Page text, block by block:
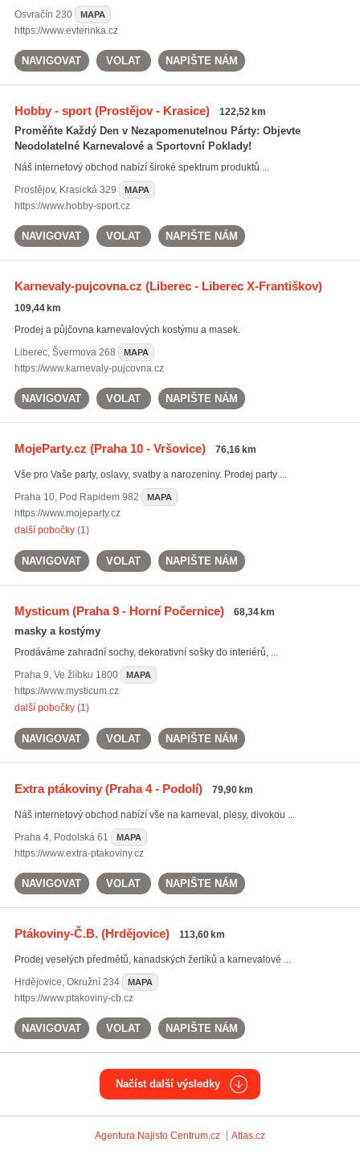
Osvračín 230 MAPA
https://www.evterinka.cz
NAVIGOVAT VOLAT NAPIŠTE NÁM
Hobby - sport(Prostějov - Krasice) 122,52 km
Proměňte Každý Den v Nezapomenutelnou Párty: Objevte
Neodolatelné Karnevalové a Sportovní Poklady!
Náš internetový obchod nabízí široké spektrum produktů ...
Prostějov, Krasická 329 MAPA
https://www.hobby-sport.cz
NAVIGOVAT VOLAT NAPIŠTE NÁM
Karnevaly-pujcovna.cz (Liberec - Liberec X-Františkov)
109,44 km
Prodej a půjčovna karnevalových kostýmu a masek.
Liberec, Švermova 268 MAPA
https://www.karnevaly-pujcovna.cz
NAVIGOVAT VOLAT NAPIŠTE NÁM
MojeParty.cz (Praha 10 - Vršovice) 76,16 km
Vše pro Vaše party, oslavy, svatby a narozeniny. Prodej party ...
Praha 10, Pod Rapidem 982 MAPA
https://www.mojeparty.cz
další pobočky (1)
NAVIGOVAT VOLAT NAPIŠTE NÁM
Mysticum(Praha 9 - Horní Počernice) 68,34 km
masky a kostýmy
Prodáváme zahradní sochy, dekorativní sošky do interiérů, ...
Praha 9, Ve žlíbku 1800 MAPA
https://www.mysticum.cz
další pobočky (1)
NAVIGOVAT VOLAT NAPIŠTE NÁM
Extra ptákoviny(Praha 4 - Podolí) 79,90 km
Náš internetový obchod nabízí vše na karneval, plesy, divokou ...
Praha 4, Podolská 61 MAPA
https://www.extra-ptakoviny.cz
NAVIGOVAT VOLAT NAPIŠTE NÁM
Ptákoviny-Č.B.(Hrdějovice) 113,60 km
Prodej veselých předmětů, kanadských žertíků a karnevalové ...
Hrdějovice, Okružní 234 MAPA
https://www.ptakoviny-cb.cz
NAVIGOVAT VOLAT NAPIŠTE NÁM
Načíst další výsledky
Agentura Najisto Centrum.cz Atlas.cz